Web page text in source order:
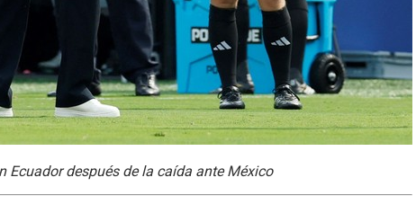
Ecuador después de la caída ante México